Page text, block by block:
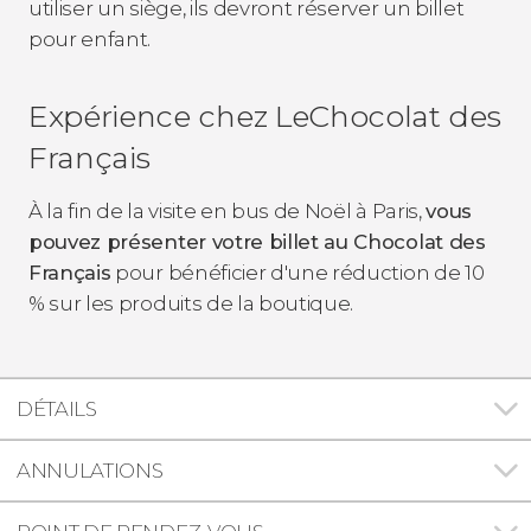
utiliser un siège, ils devront réserver un billet
pour enfant.
Expérience chez LeChocolat des
Français
À la fin de la visite en bus de Noël à Paris,vous
pouvez présenter votre billet au Chocolat des
Français pour bénéficier d'une réduction de 10
% sur les produits de la boutique.
DÉTAILS
ANNULATIONS